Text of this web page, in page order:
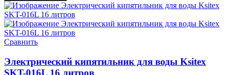
Сравнить
Электрический кипятильник для воды Ksitex
SKT-016L 16 литров